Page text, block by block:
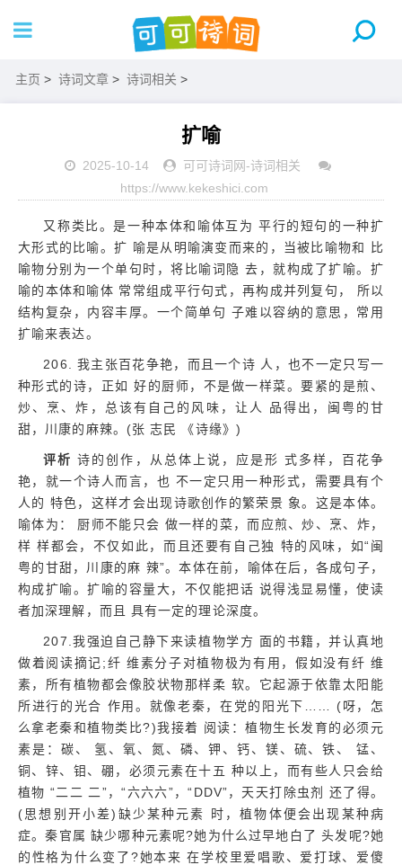
主页 > 诗词文章 > 诗词相关 >
扩喻
2025-10-14 可可诗词网-诗词相关
https://www.kekeshici.com
又称类比。是一种本体和喻体互为 平行的短句的一种扩
大形式的比喻。扩 喻是从明喻演变而来的，当被比喻物和 比
喻物分别为一个单句时，将比喻词隐 去，就构成了扩喻。扩
喻的本体和喻体 常常组成平行句式，再构成并列复句， 所以
结构复杂，内容丰厚。一个简单句 子难以容纳的意思，常用
扩喻来表达。
206. 我主张百花争艳，而且一个诗 人，也不一定只写一
种形式的诗，正如 好的厨师，不是做一样菜。要紧的是煎、
炒、烹、炸，总该有自己的风味，让人 品得出，闽粤的甘
甜，川康的麻辣。(张 志民 《诗缘》)
评析 诗的创作，从总体上说，应是形 式多样，百花争
艳，就一个诗人而言，也 不一定只用一种形式，需要具有个
人的 特色，这样才会出现诗歌创作的繁荣景 象。这是本体。
喻体为： 厨师不能只会 做一样的菜，而应煎、炒、烹、炸，
样 样都会，不仅如此，而且还要有自己独 特的风味，如“闽
粤的甘甜，川康的麻 辣”。本体在前，喻体在后，各成句子，
构成扩喻。扩喻的容量大，不仅能把话 说得浅显易懂，使读
者加深理解，而且 具有一定的理论深度。
207.我强迫自己静下来读植物学方 面的书籍，并认真地
做着阅读摘记;纤 维素分子对植物极为有用，假如没有纤 维
素，所有植物都会像胶状物那样柔 软。它起源于依靠太阳能
所进行的光合 作用。就像老秦，在党的阳光下…… (呀，怎
么拿老秦和植物类比?)我接着 阅读：植物生长发育的必须元
素是：碳、 氢、氧、氮、磷、钾、钙、镁、硫、铁、 锰、
铜、锌、钼、硼，必须元素在十五 种以上，而有些人只会给
植物 “二二 二”，“六六六”，“DDV”，天天打除虫剂 还了得。
(思想别开小差)缺少某种元素 时，植物体便会出现某种病
症。秦官属 缺少哪种元素呢?她为什么过早地白了 头发呢?她
的性格为什么变了?她本来 在学校里爱唱歌、爱打球、爱傻